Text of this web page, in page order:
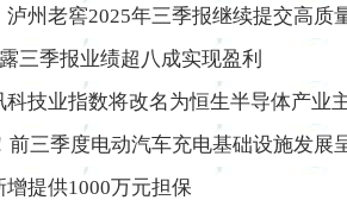
州老窖2025年三季报继续提交高质
三季报业绩超八成实现盈利
技业指数将改名为恒生半导体产业
前三季度电动汽车充电基础设施发展
提供1000万元担保